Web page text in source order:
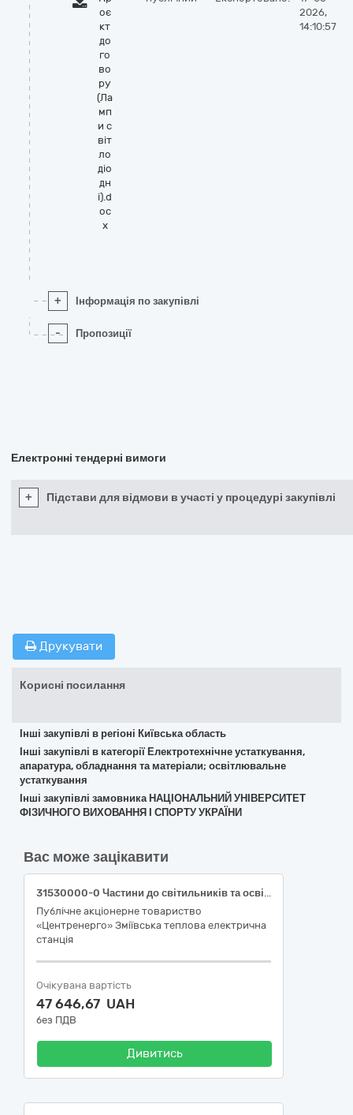
оє
кт
до
го
во
ру
(Ла
мп
и с
віт
ло
діо
дн
і).d
oc
x
2026,
14:10:57
+ Інформація по закупівлі
- Пропозиції
Електронні тендерні вимоги
+ Підстави для відмови в участі у процедурі закупівлі
Друкувати
Корисні посилання
Інші закупівлі в регіоні Київська область
Інші закупівлі в категорії Електротехнічне устаткування,
апаратура, обладнання та матеріали; освітлювальне
устаткування
Інші закупівлі замовника НАЦІОНАЛЬНИЙ УНІВЕРСИТЕТ
ФІЗИЧНОГО ВИХОВАННЯ І СПОРТУ УКРАЇНИ
Вас може зацікавити
31530000-0 Частини до світильників та освітлювального обладнання (Лампи світлодіодні)
Публічне акціонерне товариство
«Центренерго» Зміївська теплова електрична
станція
Очікувана вартість
47 646,67 UAH
без ПДВ
Дивитись